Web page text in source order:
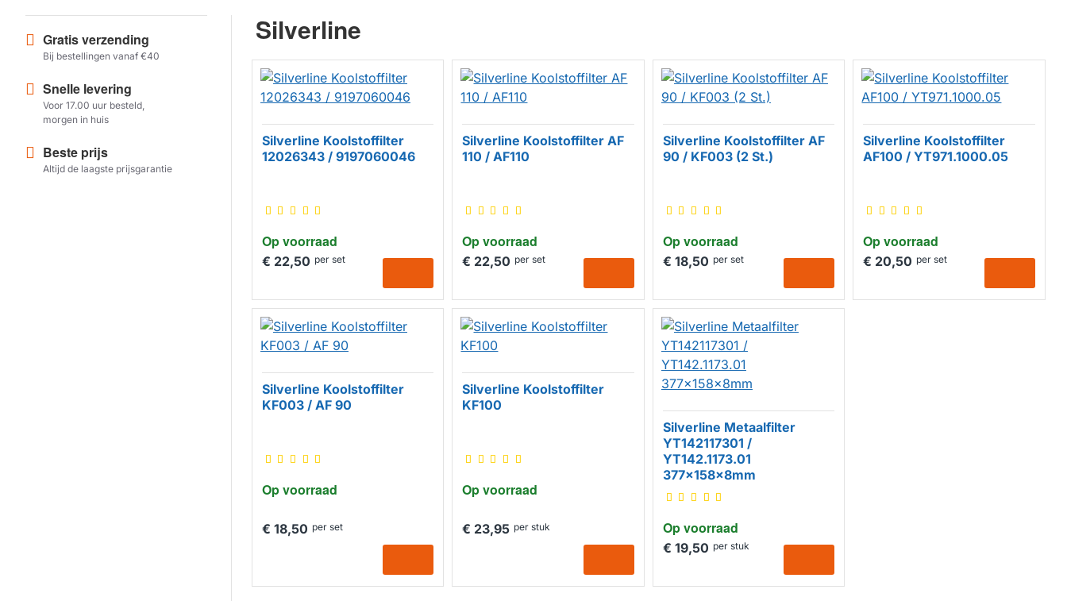
Gratis verzending
Bij bestellingen vanaf €40
Snelle levering
Voor 17.00 uur besteld,
morgen in huis
Beste prijs
Altijd de laagste prijsgarantie
Silverline
Op voorraad
Silverline Koolstoffilter
12026343 / 9197060046
€ 22,50 per set
Op voorraad
Silverline Koolstoffilter AF
110 / AF110
€ 22,50 per set
Op voorraad
Silverline Koolstoffilter AF
90 / KF003 (2 St.)
€ 18,50 per set
Op voorraad
Silverline Koolstoffilter
AF100 / YT971.1000.05
€ 20,50 per set
Op voorraad
Silverline Koolstoffilter
KF003 / AF 90
€ 18,50 per set
Op voorraad
Silverline Koolstoffilter
KF100
€ 23,95 per stuk Op voorraad
Silverline Metaalfilter
YT142117301 /
YT142.1173.01
377x158x8mm
€ 19,50 per stuk